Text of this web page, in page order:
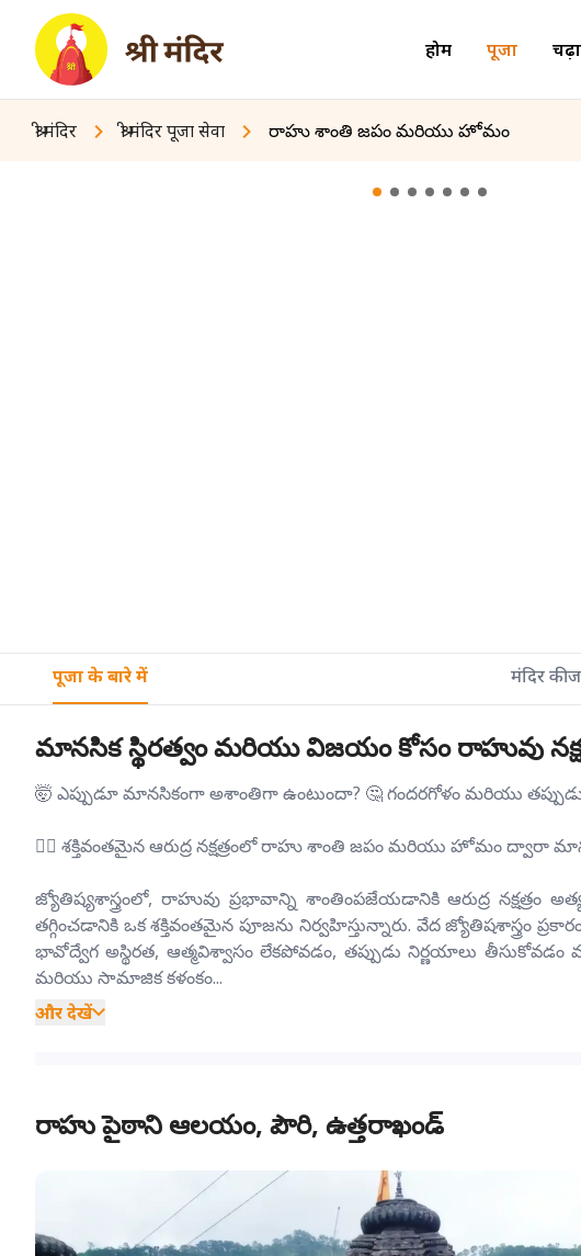
होम पूजा
श्री मंदिर श्री मंदिर पूजा सेवा రాహు శాంతి జపం మరియు హోమం
पूजा के बारे में मंदिर की
మానసిక స్థిరత్వం మరియు విజయం కోసం రాహువు
🤯 ఎప్పుడూ మానసికంగా అశాంతిగా ఉంటుందా? 🤔 గందరగోళం మరియు
🧘‍♂️ శక్తివంతమైన ఆరుద్ర నక్షత్రంలో రాహు శాంతి జపం మరియు హోమం ద్వారా
జ్యోతిష్యశాస్త్రంలో, రాహువు ప్రభావాన్ని శాంతింపజేయడానికి ఆరుద్ర నక్షత్రం
తగ్గించడానికి ఒక శక్తివంతమైన పూజను నిర్వహిస్తున్నారు. వేద
భావోద్వేగ అస్థిరత, ఆత్మవిశ్వాసం లేకపోవడం, తప్పుడు నిర్ణయాలు
మరియు సామాజిక కళంకం...
और देखें
రాహు పైఠాని ఆలయం, పౌరి, ఉత్తరాఖండ్